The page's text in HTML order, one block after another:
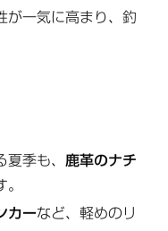
が一気に高まり、釣
夏季も、 鹿革のナチ
。
カーなど、軽めのリ